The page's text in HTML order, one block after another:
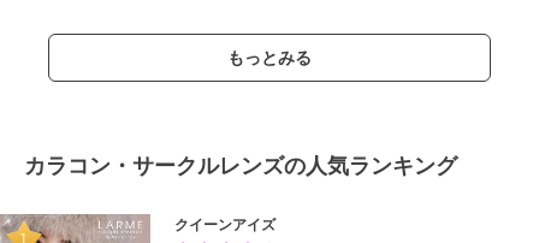
もっとみる
カラコン・サークルレンズの人気ランキング
クイーンアイズ